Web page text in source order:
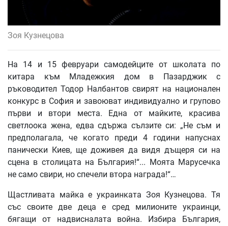
Зоя Кузнецова
На 14 и 15 февруари самодейците от школата по
китара към Младежкия дом в Пазарджик с
ръководител Тодор Налбантов свирят на национален
конкурс в София и завоюват индивидуално и групово
първи и втори места. Една от майките, красива
светлоока жена, едва сдържа сълзите си: „Не съм и
предполагала, че когато преди 4 години напуснах
панически Киев, ще доживея да видя дъщеря си на
сцена в столицата на България!“... Моята Марусечка
не само свири, но спечели втора награда!“…
Щастливата майка е украинката Зоя Кузнецова. Тя
със своите две деца е сред милионите украинци,
бягащи от надвисналата война. Избира България,